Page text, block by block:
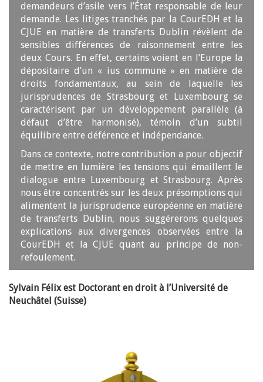
demandeurs d’asile vers l’État responsable de leur
demande. Les litiges tranchés par la CourEDH et la
CJUE en matière de transferts Dublin révèlent de
sensibles différences de raisonnement entre les
deux Cours. En effet, certains voient en l’Europe la
dépositaire d’un « ius commune » en matière de
droits fondamentaux, au sein de laquelle les
jurisprudences de Strasbourg et Luxembourg se
caractérisent par un développement parallèle (à
défaut d’être harmonisé), témoin d’un subtil
équilibre entre déférence et indépendance.
Dans ce contexte, notre contribution a pour objectif
de mettre en lumière les tensions qui émaillent le
dialogue entre Luxembourg et Strasbourg. Après
nous être concentrés sur les deux présomptions qui
alimentent la jurisprudence européenne en matière
de transferts Dublin, nous suggérerons quelques
explications aux divergences observées entre la
CourEDH et la CJUE quant au principe de non-
refoulement.
Sylvain Félix est Doctorant en droit à l’Université de
Neuchâtel (Suisse)